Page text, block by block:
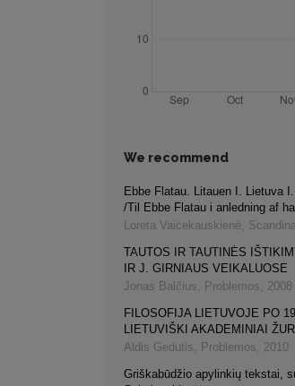
We recommend
Ebbe Flatau. Litauen I. Lietuva
/Til Ebbe Flatau i anledning af
Loreta Vaicekauskienė,
TAUTOS IR TAUTINĖS
IR J. GIRNIAUS VEIKALUOSE
Jonas Balčius, Problemos, 2008
FILOSOFIJA LIETUVOJE PO
LIETUVIŠKI AKADEMINIAI
Aldis Gedutis, Problemos, 2010
Griškabūdžio apylinkių tekstai,